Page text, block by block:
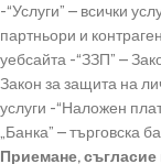
-“Услуги” – всички
партньори и
уебсайта -“ЗЗП” –
Закон за защита на
услуги -“Наложен
„Банка” – търговска
Приемане,